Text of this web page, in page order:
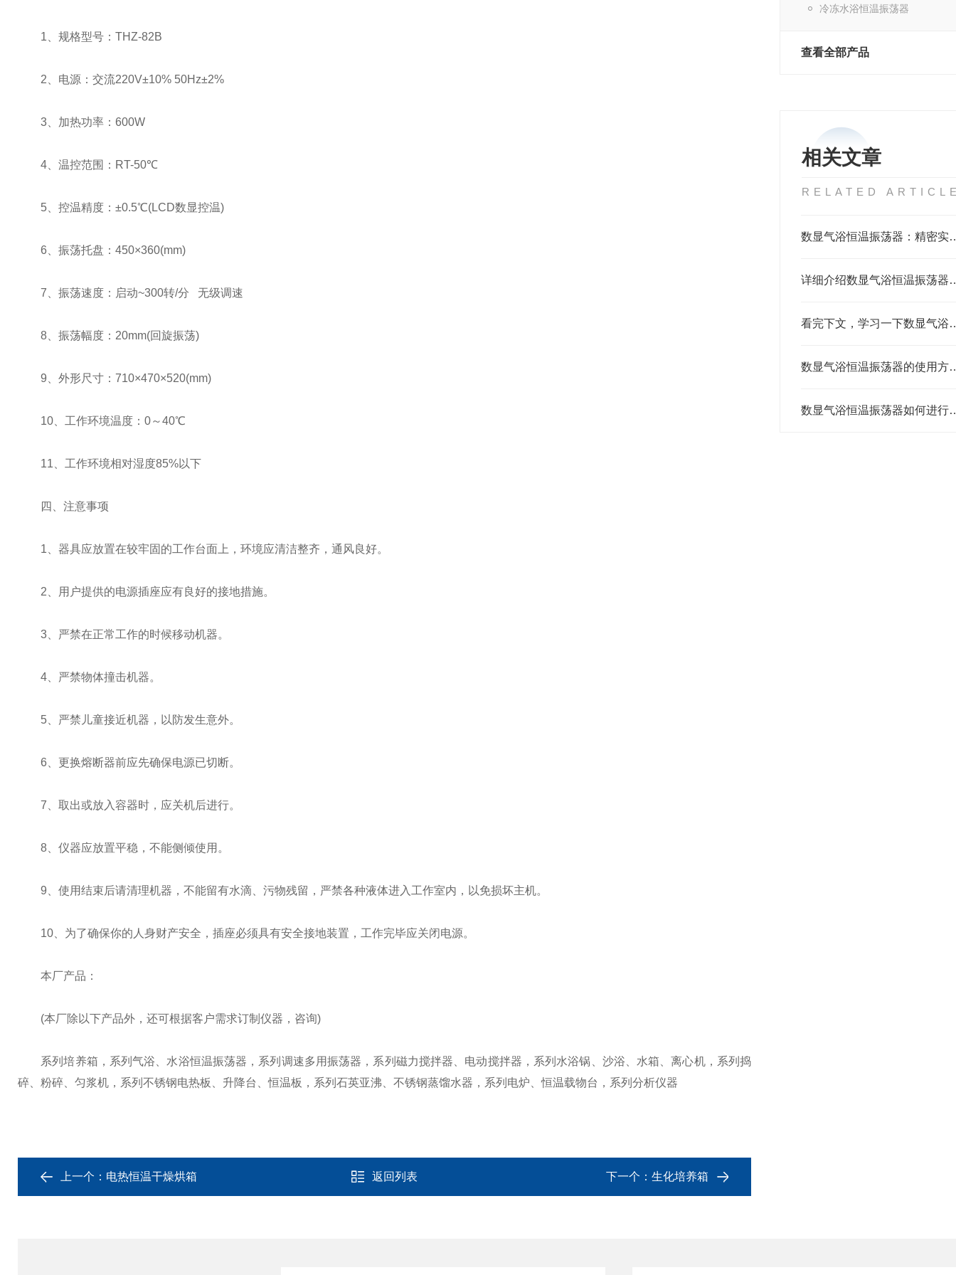
冷冻水浴恒温振荡器
查看全部产品
相关文章
RELATED
数显气浴恒温振荡
详细介绍数显气
看完下文，学习一
数显气浴恒温振
数显气浴恒温振
1、规格型号：THZ-82B
2、电源：交流220V±10% 50Hz±2%
3、加热功率：600W
4、温控范围：RT-50℃
5、控温精度：±0.5℃(LCD数显控温)
6、振荡托盘：450×360(mm)
7、振荡速度：启动~300转/分 无级调速
8、振荡幅度：20mm(回旋振荡)
9、外形尺寸：710×470×520(mm)
10、工作环境温度：0～40℃
11、工作环境相对湿度85%以下
四、注意事项
1、器具应放置在较牢固的工作台面上，环境应清洁整齐，通风良好。
2、用户提供的电源插座应有良好的接地措施。
3、严禁在正常工作的时候移动机器。
4、严禁物体撞击机器。
5、严禁儿童接近机器，以防发生意外。
6、更换熔断器前应先确保电源已切断。
7、取出或放入容器时，应关机后进行。
8、仪器应放置平稳，不能侧倾使用。
9、使用结束后请清理机器，不能留有水滴、污物残留，严禁各种液体进入工作室内，以免损坏主机。
10、为了确保你的人身财产安全，插座必须具有安全接地装置，工作完毕应关闭电源。
本厂产品：
(本厂除以下产品外，还可根据客户需求订制仪器，咨询)
系列培养箱，系列气浴、水浴恒温振荡器，系列调速多用振荡器，系列磁力搅拌器、电动搅拌器，系列水浴锅、沙浴、水箱、离心机，系列捣
碎、粉碎、匀浆机，系列不锈钢电热板、升降台、恒温板，系列石英亚沸、不锈钢蒸馏水器，系列电炉、恒温载物台，系列分析仪器
上一个： 电热恒温干燥烘箱 返回列表 下一个： 生化培养箱